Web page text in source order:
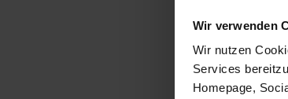
Wir verwenden
Wir nutzen
Services
Homepage,